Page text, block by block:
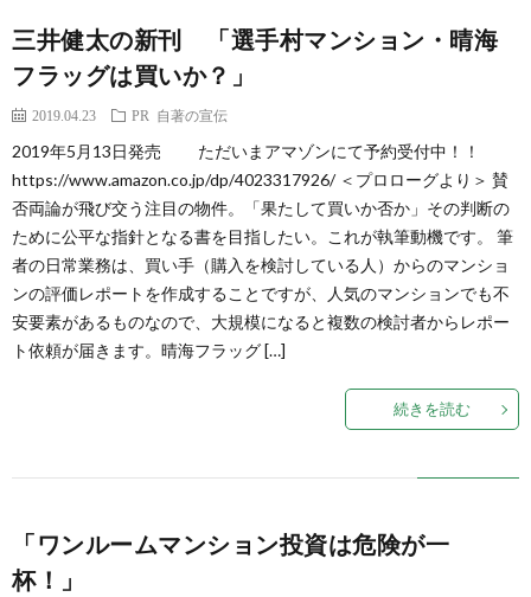
ム
入
バ
イ
マ
ョ
ン
場
値
シ
ン
設
中
古
ン
シ
マ
シ
ョ
の
ブ
三井健太の新刊 「選手村マンション・晴海
フラッグは買いか？」
2019.04.23 PR 自著の宣伝
2019年5月13日発売 ただいまアマゾンにて予約受付中！！
https://www.amazon.co.jp/dp/4023317926/ ＜プロローグより＞ 賛
否両論が飛び交う注目の物件。「果たして買いか否か」その判断の
ために公平な指針となる書を目指したい。これが執筆動機です。 筆
者の日常業務は、買い手（購入を検討している人）からのマンショ
ンの評価レポートを作成することですが、人気のマンションでも不
安要素があるものなので、大規模になると複数の検討者からレポー
ト依頼が届きます。晴海フラッグ […]
続きを読む
「ワンルームマンション投資は危険が一
杯！」